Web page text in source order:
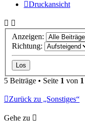
Druckansicht
Anzeigen:
Richtung:
5 Beiträge • Seite 1 von 1
Zurück zu „Sonstiges“
Gehe zu